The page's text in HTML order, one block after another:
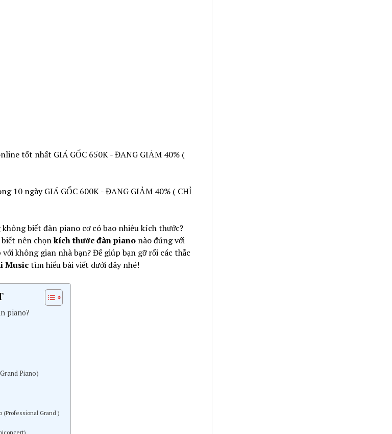
tốt nhất GIÁ GỐC 650K - ĐANG GIẢM 40% (
10 ngày GIÁ GỐC 600K - ĐANG GIẢM 40% ( CHỈ
biết đàn piano cơ có bao nhiêu kích thước?
biết nên chọnkích thước đàn pianonào đúng với
không gian nhà bạn? Để giúp bạn gỡ rối các thắc
Musictìm hiểu bài viết dưới đây nhé!
piano?
Piano)
(Professional Grand )